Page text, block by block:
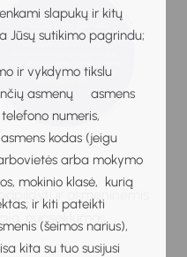
slapukų ir kitų
Jūsų sutikimo pagrindu;
ir vykdymo tikslu
asmenų asmens
numeris,
kodas (jeigu
arba mokymo
mokinio klasė, kurią
ir kiti pateikti
(šeimos narius),
kita su tuo susijusi
ir asmeninėmis
nuoseklumas,